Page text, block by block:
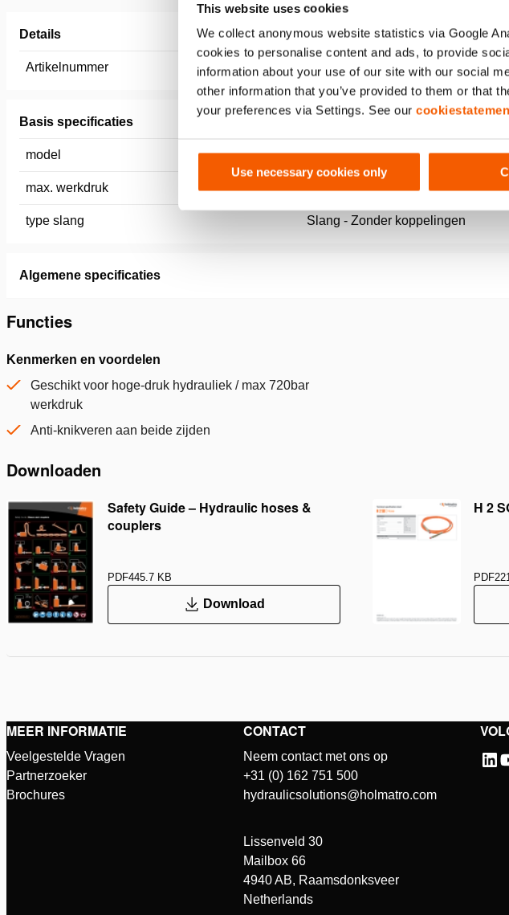
This website uses cookies
We collect anonymous website statistics via Google
cookies to personalise content and ads, to provide
information about your use of our site with our social
other information that you’ve provided to them or that
your preferences via Settings. See our
Use necessary cookies only
Details
Artikelnummer 100.571.102
Basis specificaties
model H 2 SO
max. werkdruk 720 / 72 (bar/Mpa)
type slang Slang - Zonder koppelingen
Algemene specificaties
Functies
Kenmerken en voordelen
Geschikt voor hoge-druk hydrauliek / max 720bar
werkdruk
Anti-knikveren aan beide zijden
Downloaden
Safety Guide – Hydraulic hoses &
couplers
PDF445.7 KB
Download
H 2
PDF
MEER INFORMATIE
Veelgestelde Vragen
Partnerzoeker
Brochures
CONTACT
Neem contact met ons op
+31 (0) 162 751 500
hydraulicsolutions@holmatro.com
Lissenveld 30
Mailbox 66
4940 AB, Raamsdonksveer
Netherlands